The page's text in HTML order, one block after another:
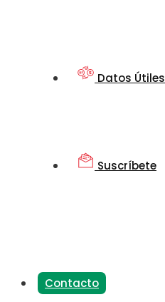
Datos Útiles
Suscríbete
Contacto